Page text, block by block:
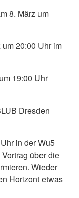
8. März um
20:00 Uhr im
19:00 Uhr
Dresden
in der Wu5
über die
Wieder
Horizont etwas